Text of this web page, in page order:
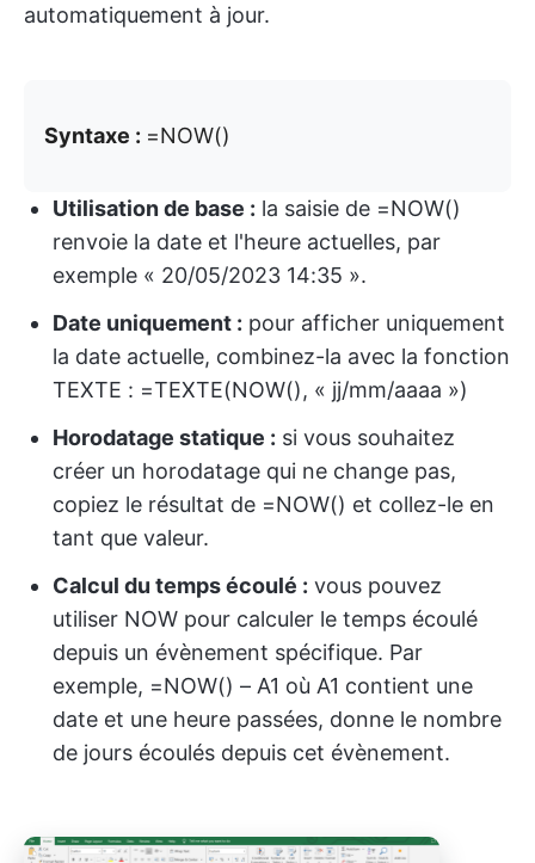
automatiquement à jour.
Syntaxe : =NOW()
Utilisation de base : la saisie de =NOW()
renvoie la date et l'heure actuelles, par
exemple « 20/05/2023 14:35 ».
Date uniquement : pour afficher uniquement
la date actuelle, combinez-la avec la fonction
TEXTE : =TEXTE(NOW(), « jj/mm/aaaa »)
Horodatage statique : si vous souhaitez
créer un horodatage qui ne change pas,
copiez le résultat de =NOW() et collez-le en
tant que valeur.
Calcul du temps écoulé : vous pouvez
utiliser NOW pour calculer le temps écoulé
depuis un évènement spécifique. Par
exemple, =NOW() – A1 où A1 contient une
date et une heure passées, donne le nombre
de jours écoulés depuis cet évènement.